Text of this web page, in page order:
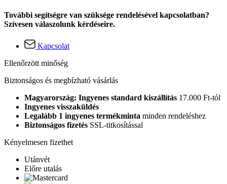
További segítségre van szüksége rendelésével kapcsolatban?
Szívesen válaszolunk kérdéseire.
Kapcsolat
Ellenőrzött minőség
Biztonságos és megbízható vásárlás
Magyarország: Ingyenes standard kiszállítás 17.000 Ft-tól
Ingyenes visszaküldés
Legalább 1 ingyenes termékminta minden rendeléshez
Biztonságos fizetés SSL-titkosítással
Kényelmesen fizethet
Utánvét
Előre utalás